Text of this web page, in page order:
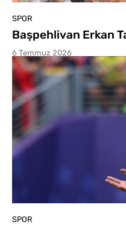
SPOR
Başpehlivan Erkan
6 Temmuz 2026
SPOR